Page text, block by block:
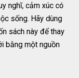
nghĩ, cảm xúc có
sống. Hãy dùng
sách này để thay
bằng một nguồn